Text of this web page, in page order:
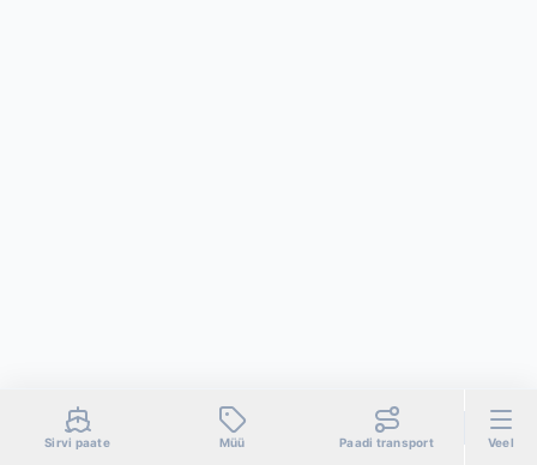
Sirvi paate Müü Paadi transport Veel